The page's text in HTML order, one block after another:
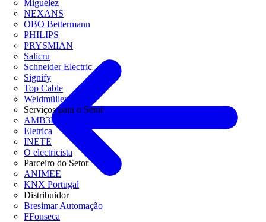
Miguélez
NEXANS
OBO Bettermann
PHILIPS
PRYSMIAN
Salicru
Schneider Electric
Signify
Top Cable
Weidmüller
Serviços para o Setor
AMB3E
Eletrica
INETE
O electricista
Parceiro do Setor
ANIMEE
KNX Portugal
Distribuidor
Bresimar Automação
FFonseca